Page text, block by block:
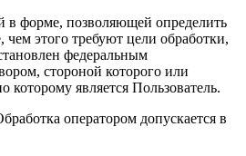
в форме, позволяющей определить
чем этого требуют цели обработки,
федеральным
стороной которого или
которому является Пользователь.
оператором допускается в